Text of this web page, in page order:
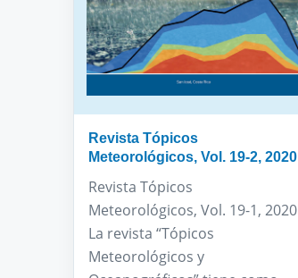
Revista Tópicos
Meteorológicos, Vol. 19-2, 2020
Revista Tópicos
Meteorológicos, Vol. 19-1, 2020
La revista “Tópicos
Meteorológicos y